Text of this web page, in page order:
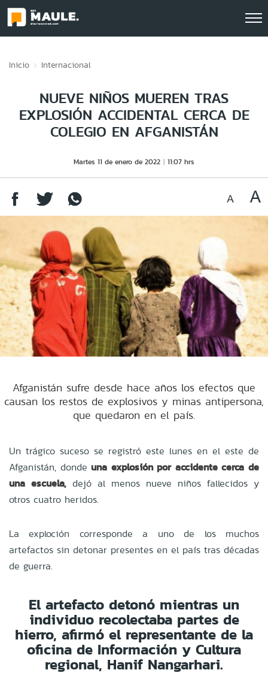
Inicio Internacional
NUEVE NIÑOS MUEREN TRAS
EXPLOSIÓN ACCIDENTAL CERCA DE
COLEGIO EN AFGANISTÁN
Martes 11 de enero de 2022 11:07 hrs
Afganistán sufre desde hace años los efectos que
causan los restos de explosivos y minas antipersona,
que quedaron en el país.
Un trágico suceso se registró este lunes en el este de
Afganistán, dondeuna explosión por accidente cerca de
una escuela, dejó al menos nueve niños fallecidos y
otros cuatro heridos.
La exploción corresponde a uno de los muchos
artefactos sin detonar presentes en el país tras décadas
de guerra.
El artefacto detonó mientras un
individuo recolectaba partes de
hierro, afirmó el representante de la
oficina de Información y Cultura
regional, Hanif Nangarhari.